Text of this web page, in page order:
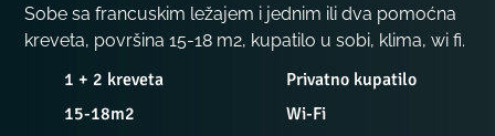
Sobe sa francuskim ležajem i jednim ili dva pomoćna
kreveta, površina 15-18 m2, kupatilo u sobi, klima, wi fi.
1 + 2 kreveta
15-18m2
Privatno kupatilo
Wi-Fi